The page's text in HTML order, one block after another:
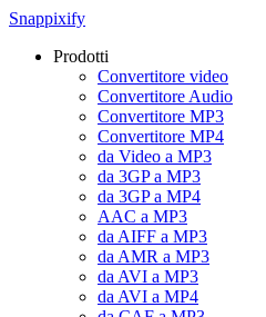
Snappixify
Prodotti
Convertitore video
Convertitore Audio
Convertitore MP3
Convertitore MP4
da Video a MP3
da 3GP a MP3
da 3GP a MP4
AAC a MP3
da AIFF a MP3
da AMR a MP3
da AVI a MP3
da AVI a MP4